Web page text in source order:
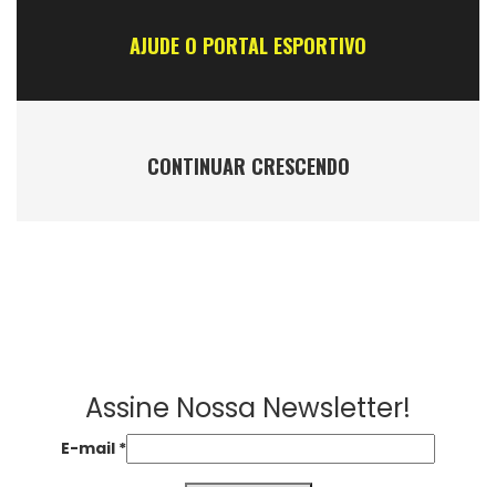
AJUDE O PORTAL ESPORTIVO
CONTINUAR CRESCENDO
Assine Nossa Newsletter!
E-mail *